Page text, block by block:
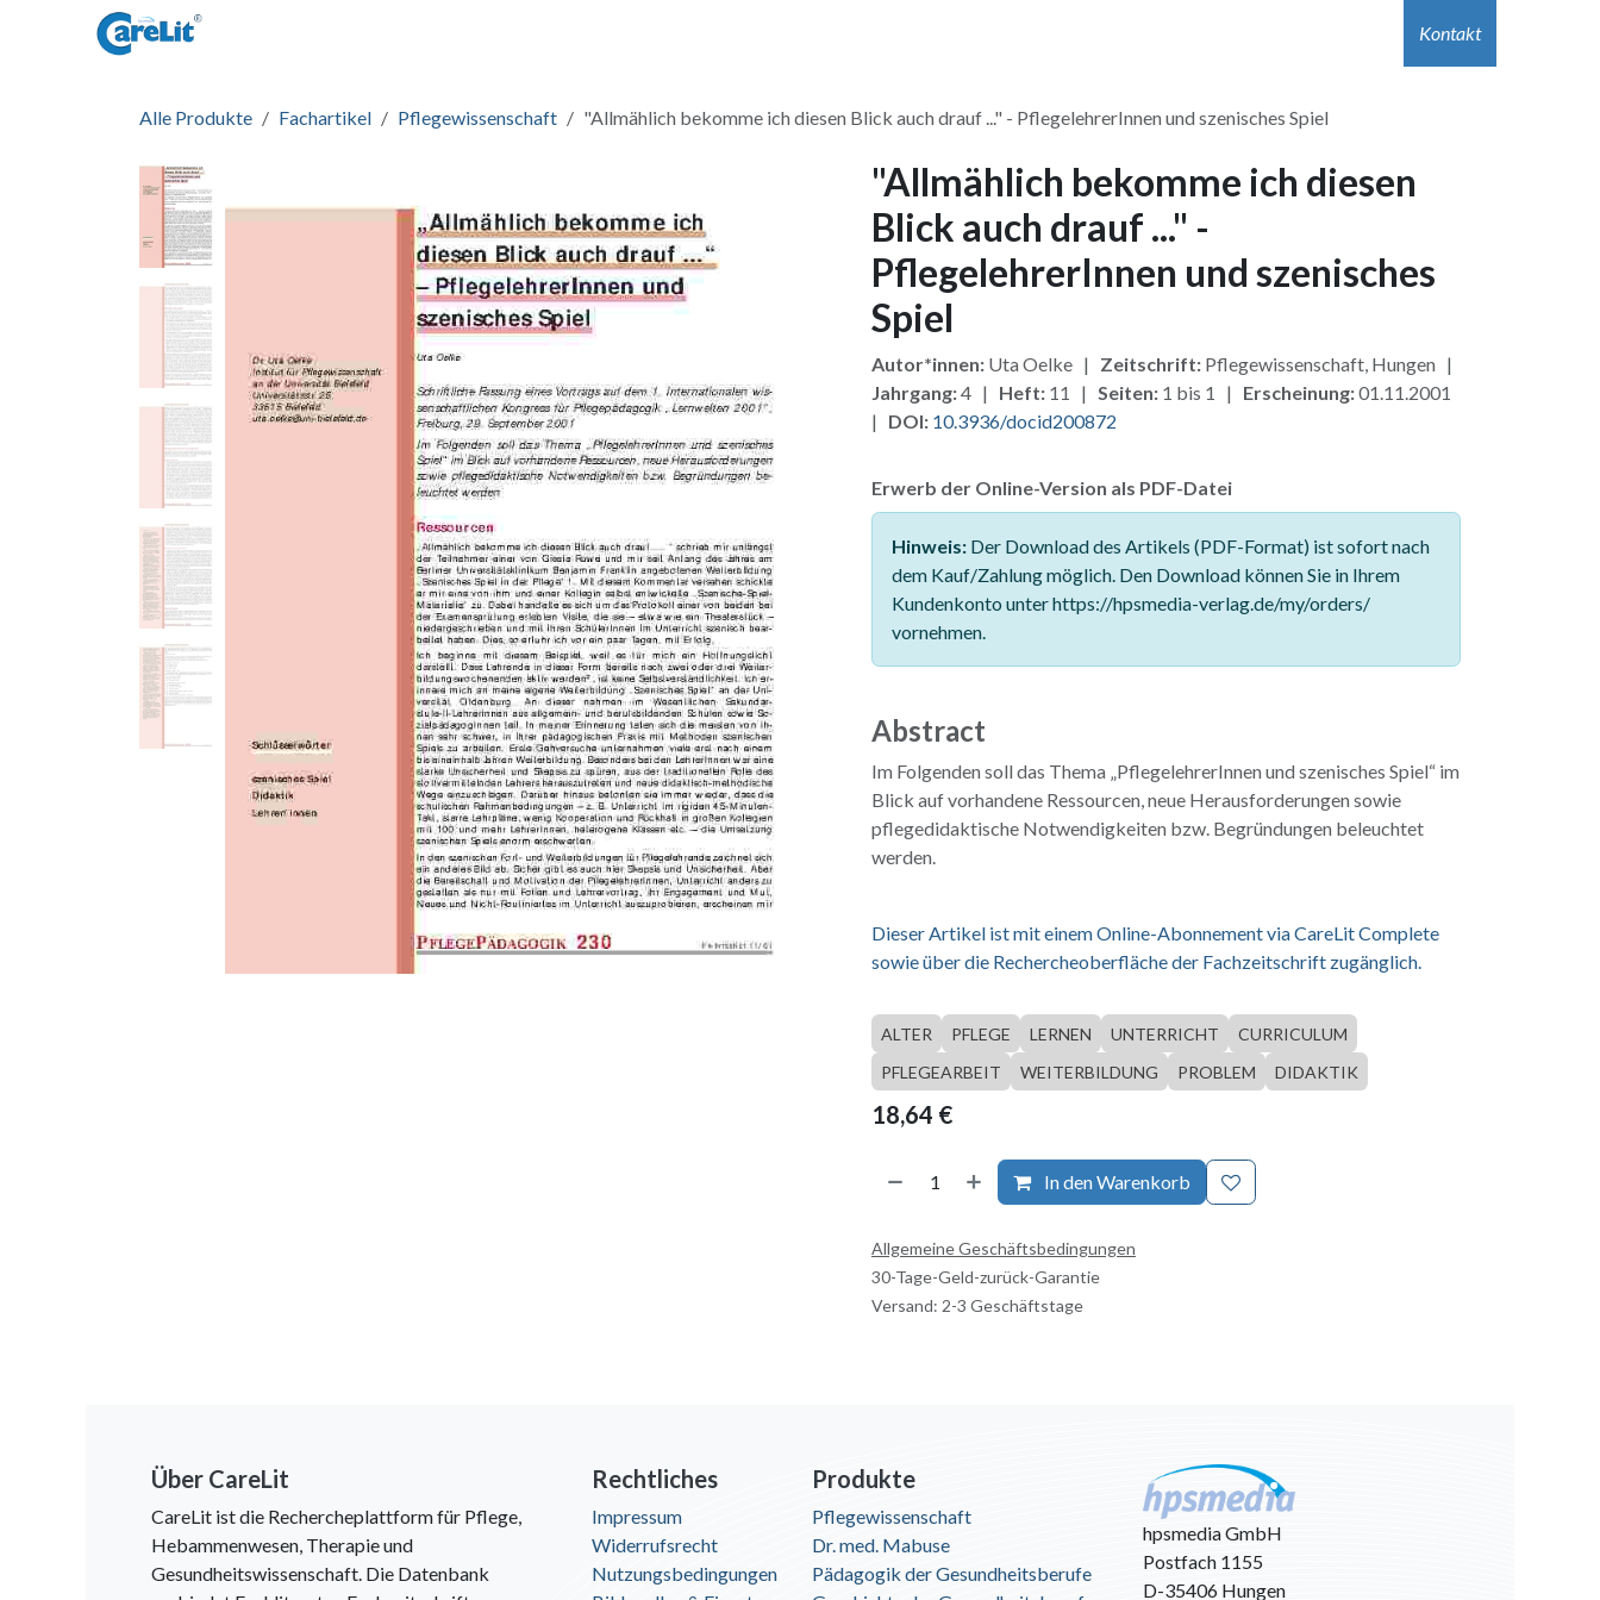
Zum Inhalt springen
Kontakt
Alle Produkte Fachartikel Pflegewissenschaft "Allmählich bekomme ich diesen Blick auch drauf ..." - PflegelehrerInnen und szenisches Spiel
"Allmählich bekomme ich diesen
Blick auch drauf ..." -
PflegelehrerInnen und szenisches
Spiel
Autor*innen: Uta Oelke | Zeitschrift: Pflegewissenschaft, Hungen |
Jahrgang:4 | Heft: 11 | Seiten: 1 bis 1 | Erscheinung:01.11.2001
| DOI: 10.3936/docid200872
Erwerb der Online-Version als PDF-Datei
Hinweis: Der Download des Artikels (PDF-Format) ist sofort nach
dem Kauf/Zahlung möglich. Den Download können Sie in Ihrem
Kundenkonto unter https://hpsmedia-verlag.de/my/orders/
vornehmen.
Abstract
Im Folgenden soll das Thema „PflegelehrerInnen und szenisches Spiel“ im
Blick auf vorhandene Ressourcen, neue Herausforderungen sowie
pflegedidaktische Notwendigkeiten bzw. Begründungen beleuchtet
werden.
Dieser Artikel ist mit einem Online-Abonnement via CareLit Complete
sowie über die Rechercheoberfläche der Fachzeitschrift zugänglich.
ALTER PFLEGE LERNEN UNTERRICHT
CURRICULUM
PFLEGEARBEIT
WEITERBILDUNG PROBLEM DIDAKTIK
18,64 €
In den Warenkorb
Allgemeine Geschäftsbedingungen
30-Tage-Geld-zurück-Garantie
Versand: 2-3 Geschäftstage
Über CareLit
CareLit ist die Rechercheplattform für Pflege,
Hebammenwesen, Therapie und
Gesundheitswissenschaft. Die Datenbank
Rechtliches
Impressum
Widerrufsrecht
Nutzungsbedingungen
Produkte
Pflegewissenschaft
Dr. med. Mabuse
Pädagogik der Gesundheitsberufe
hpsmedia GmbH
Postfach 1155
D-35406 Hungen